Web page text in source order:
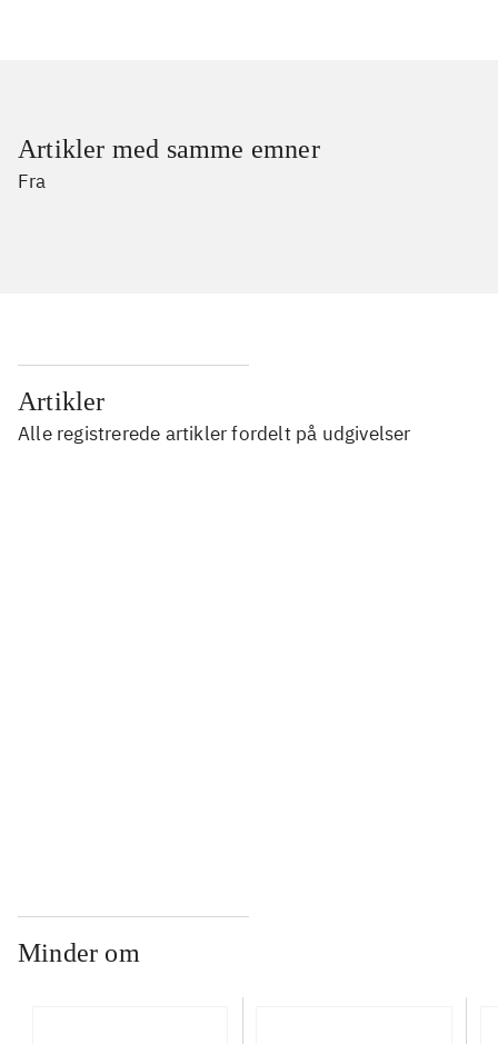
Artikler med samme emner
Fra
Artikler
Alle registrerede artikler fordelt på udgivelser
Minder om